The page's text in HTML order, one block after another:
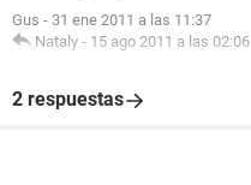
Gus - 31 ene 2011 a las 11:37
Nataly - 15 ago 2011 a las 02:06
2 respuestas